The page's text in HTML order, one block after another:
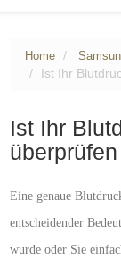
Home
Ist Ihr
Ist Ihr
Eine genaue
entscheidender
wurde oder Sie